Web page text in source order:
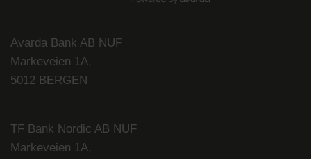
Avarda Bank AB NUF
Markeveien 1A,
5012 BERGEN
TF Bank Nordic AB NUF
Markeveien 1A,